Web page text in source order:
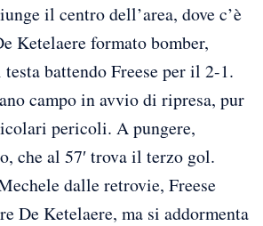
il centro dell’area, dove c’è
Ketelaere formato bomber,
battendo Freese per il 2-1.
campo in avvio di ripresa, pur
pericoli. A pungere,
che al 57′ trova il terzo gol.
dalle retrovie, Freese
De Ketelaere, ma si addormenta